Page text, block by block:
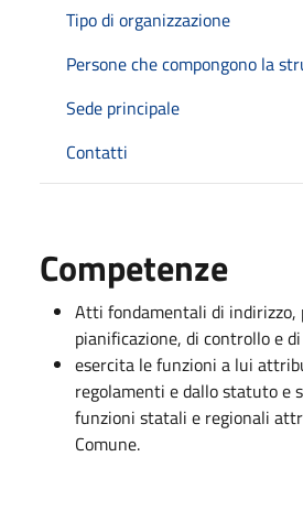
Tipo di organizzazione
Persone che compongono la
Sede principale
Contatti
Competenze
Atti fondamentali di indirizzo,
pianificazione, di controllo e
esercita le funzioni a lui
regolamenti e dallo statuto e
funzioni statali e regionali
Comune.